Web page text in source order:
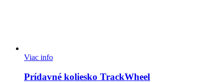
Viac info
Prídavné koliesko TrackWheel